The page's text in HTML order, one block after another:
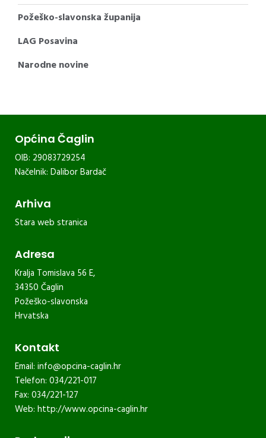
Požeško-slavonska županija
LAG Posavina
Narodne novine
Općina Čaglin
OIB: 29083729254
Načelnik: Dalibor Bardač
Arhiva
Stara web stranica
Adresa
Kralja Tomislava 56 E,
34350 Čaglin
Požeško-slavonska
Hrvatska
Kontakt
Email: info@opcina-caglin.hr
Telefon: 034/221-017
Fax: 034/221-127
Web: http://www.opcina-caglin.hr